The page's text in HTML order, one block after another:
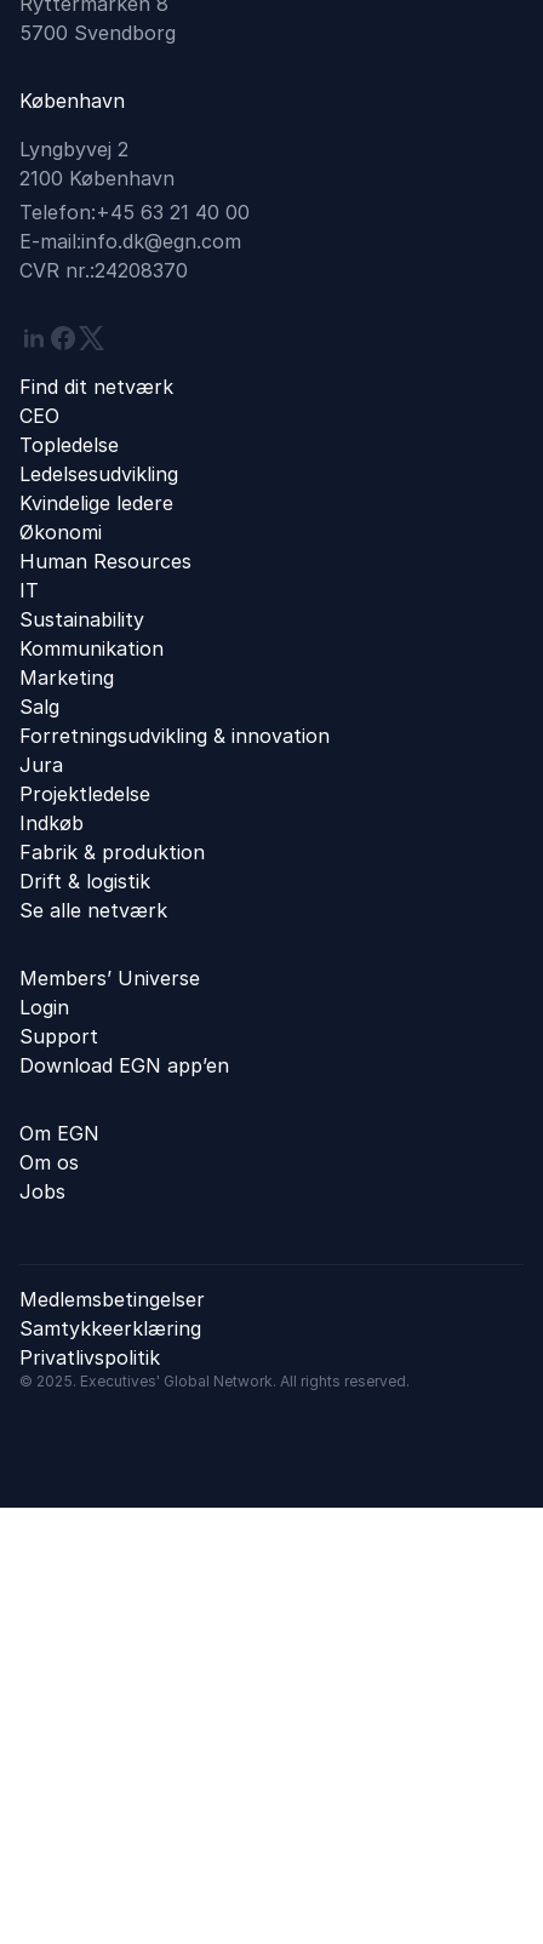
5700 Svendborg
København
Lyngbyvej 2
2100 København
Telefon:+45 63 21 40 00
E-mail:info.dk@egn.com
CVR nr.:24208370
Linkedin
Facebook
Twitter
Find dit netværk
CEO
Topledelse
Ledelsesudvikling
Kvindelige ledere
Økonomi
Human Resources
IT
Sustainability
Kommunikation
Marketing
Salg
Forretningsudvikling ​& innovation​
Jura
Projektledelse
Indkøb
Fabrik & produktion
Drift & logistik
Se alle netværk
Members’ Universe
Login
Support
Download EGN app’en
Om EGN
Om os
Jobs
© 2025. Executives' Global Network. All rights reserved.
Medlemsbetingelser
Samtykkeerklæring
Privatlivspolitik